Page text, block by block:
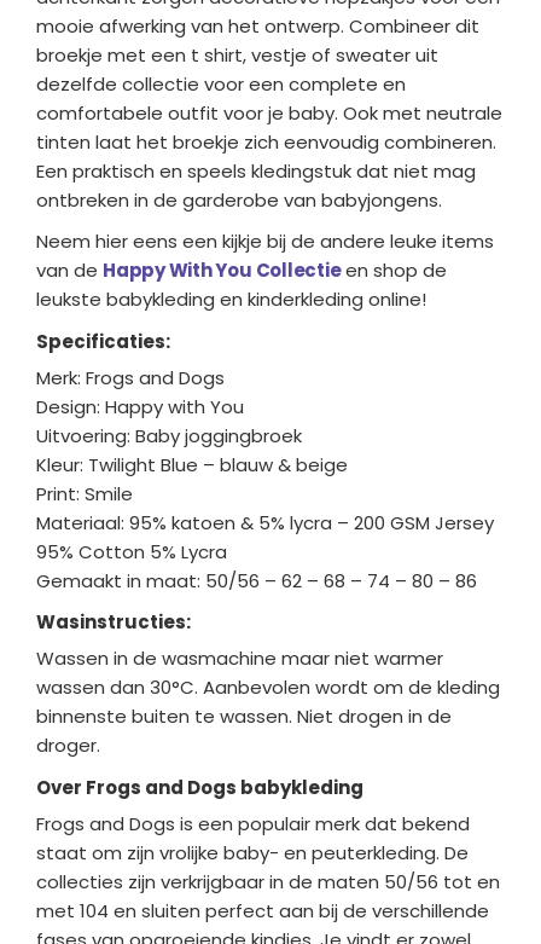
mooie afwerking van het ontwerp. Combineer dit
broekje met een t shirt, vestje of sweater uit
dezelfde collectie voor een complete en
comfortabele outfit voor je baby. Ook met neutrale
tinten laat het broekje zich eenvoudig combineren.
Een praktisch en speels kledingstuk dat niet mag
ontbreken in de garderobe van babyjongens.
Neem hier eens een kijkje bij de andere leuke items
van de Happy With You Collectieen shop de
leukste babykleding en kinderkleding online!
Specificaties:
Merk: Frogs and Dogs
Design: Happy with You
Uitvoering: Baby joggingbroek
Kleur: Twilight Blue – blauw & beige
Print: Smile
Materiaal: 95% katoen & 5% lycra – 200 GSM Jersey
95% Cotton 5% Lycra
Gemaakt in maat: 50/56 – 62 – 68 – 74 – 80 – 86
Wasinstructies:
Wassen in de wasmachine maar niet warmer
wassen dan 30°C. Aanbevolen wordt om de kleding
binnenste buiten te wassen. Niet drogen in de
droger.
Over Frogs and Dogs babykleding
Frogs and Dogs is een populair merk dat bekend
staat om zijn vrolijke baby- en peuterkleding. De
collecties zijn verkrijgbaar in de maten 50/56 tot en
met 104 en sluiten perfect aan bij de verschillende